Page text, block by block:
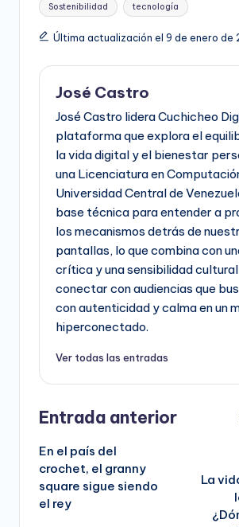
Sostenibilidad tecnología
Última actualización el 9 de enero de
José Castro
José Castro lidera Cuchicheo
plataforma que explora el
la vida digital y el bienestar
una Licenciatura en
Universidad Central de
base técnica para entender a
los mecanismos detrás de
pantallas, lo que combina con
crítica y una sensibilidad
conectar con audiencias que
con autenticidad y calma en un
hiperconectado.
Ver todas las entradas
Navegación
entradas
Entrada anterior
En el país del
crochet, el granny
square sigue siendo
el rey
La